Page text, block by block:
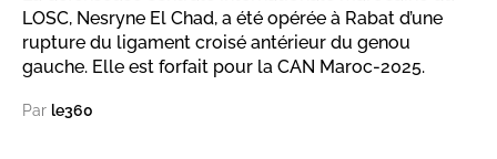
LOSC, Nesryne El Chad, a été opérée à Rabat d’une
rupture du ligament croisé antérieur du genou
gauche. Elle est forfait pour la CAN Maroc-2025.
Par le360